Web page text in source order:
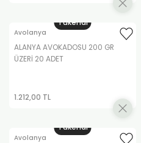
Tükendi
Avolanya
ALANYA AVOKADOSU 200 GR
ÜZERİ 20 ADET
1.212,00 TL
Tükendi
Avolanya